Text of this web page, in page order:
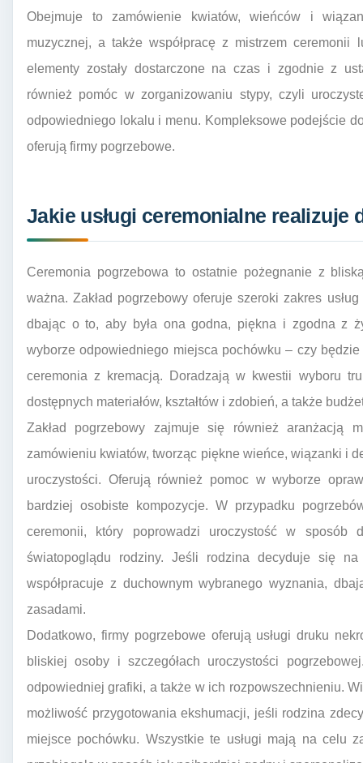
Obejmuje to zamówienie kwiatów, wieńców i
muzycznej, a także współpracę z mistrzem
elementy zostały dostarczone na czas i zgodnie z
również pomóc w zorganizowaniu stypy, czyli
odpowiedniego lokalu i menu. Kompleksowe podejście
oferują firmy pogrzebowe.
Jakie usługi ceremonialne realizuje
Ceremonia pogrzebowa to ostatnie pożegnanie z
ważna. Zakład pogrzebowy oferuje szeroki zakres
dbając o to, aby była ona godna, piękna i zgodna z
wyborze odpowiedniego miejsca pochówku – czy
ceremonia z kremacją. Doradzają w kwestii wyboru
dostępnych materiałów, kształtów i zdobień, a także
Zakład pogrzebowy zajmuje się również aranżacją
zamówieniu kwiatów, tworząc piękne wieńce, wiązanki i
uroczystości. Oferują również pomoc w wyborze
bardziej osobiste kompozycje. W przypadku
ceremonii, który poprowadzi uroczystość w sposób
światopoglądu rodziny. Jeśli rodzina decyduje się na
współpracuje z duchownym wybranego wyznania,
zasadami.
Dodatkowo, firmy pogrzebowe oferują usługi druku
bliskiej osoby i szczegółach uroczystości
odpowiedniej grafiki, a także w ich rozpowszechnieniu.
możliwość przygotowania ekshumacji, jeśli rodzina
miejsce pochówku. Wszystkie te usługi mają na celu